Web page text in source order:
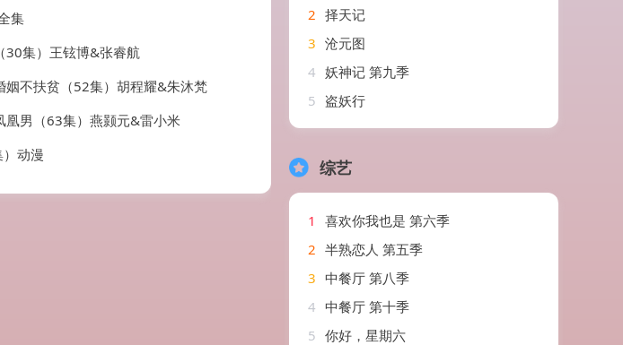
集
30集）王铉博&张睿航
姻不扶贫（52集）胡程耀&朱沐梵
凰男（63集）燕颢元&雷小米
动漫
2 择天记
3 沧元图
4 妖神记 第九季
5 盗妖行
综艺
1
喜欢你我也是 第六季
2 半熟恋人 第五季
3 中餐厅 第八季
4 中餐厅 第十季
5 你好，星期六